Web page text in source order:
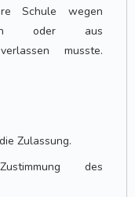
Schule wegen
oder aus
musste.
Zulassung.
des